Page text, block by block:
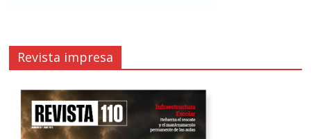
Revista impresa